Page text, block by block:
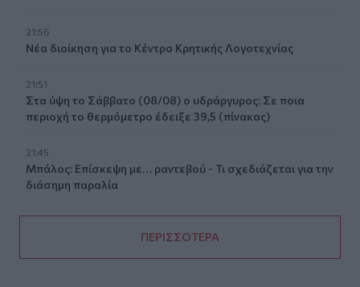
21:56
Νέα διοίκηση για το Κέντρο Κρητικής Λογοτεχνίας
21:51
Στα ύψη το Σάββατο (08/08) ο υδράργυρος: Σε ποια
περιοχή το θερμόμετρο έδειξε 39,5 (πίνακας)
21:45
Μπάλος: Επίσκεψη με… ραντεβού - Τι σχεδιάζεται για την
διάσημη παραλία
ΠΕΡΙΣΣΟΤΕΡΑ